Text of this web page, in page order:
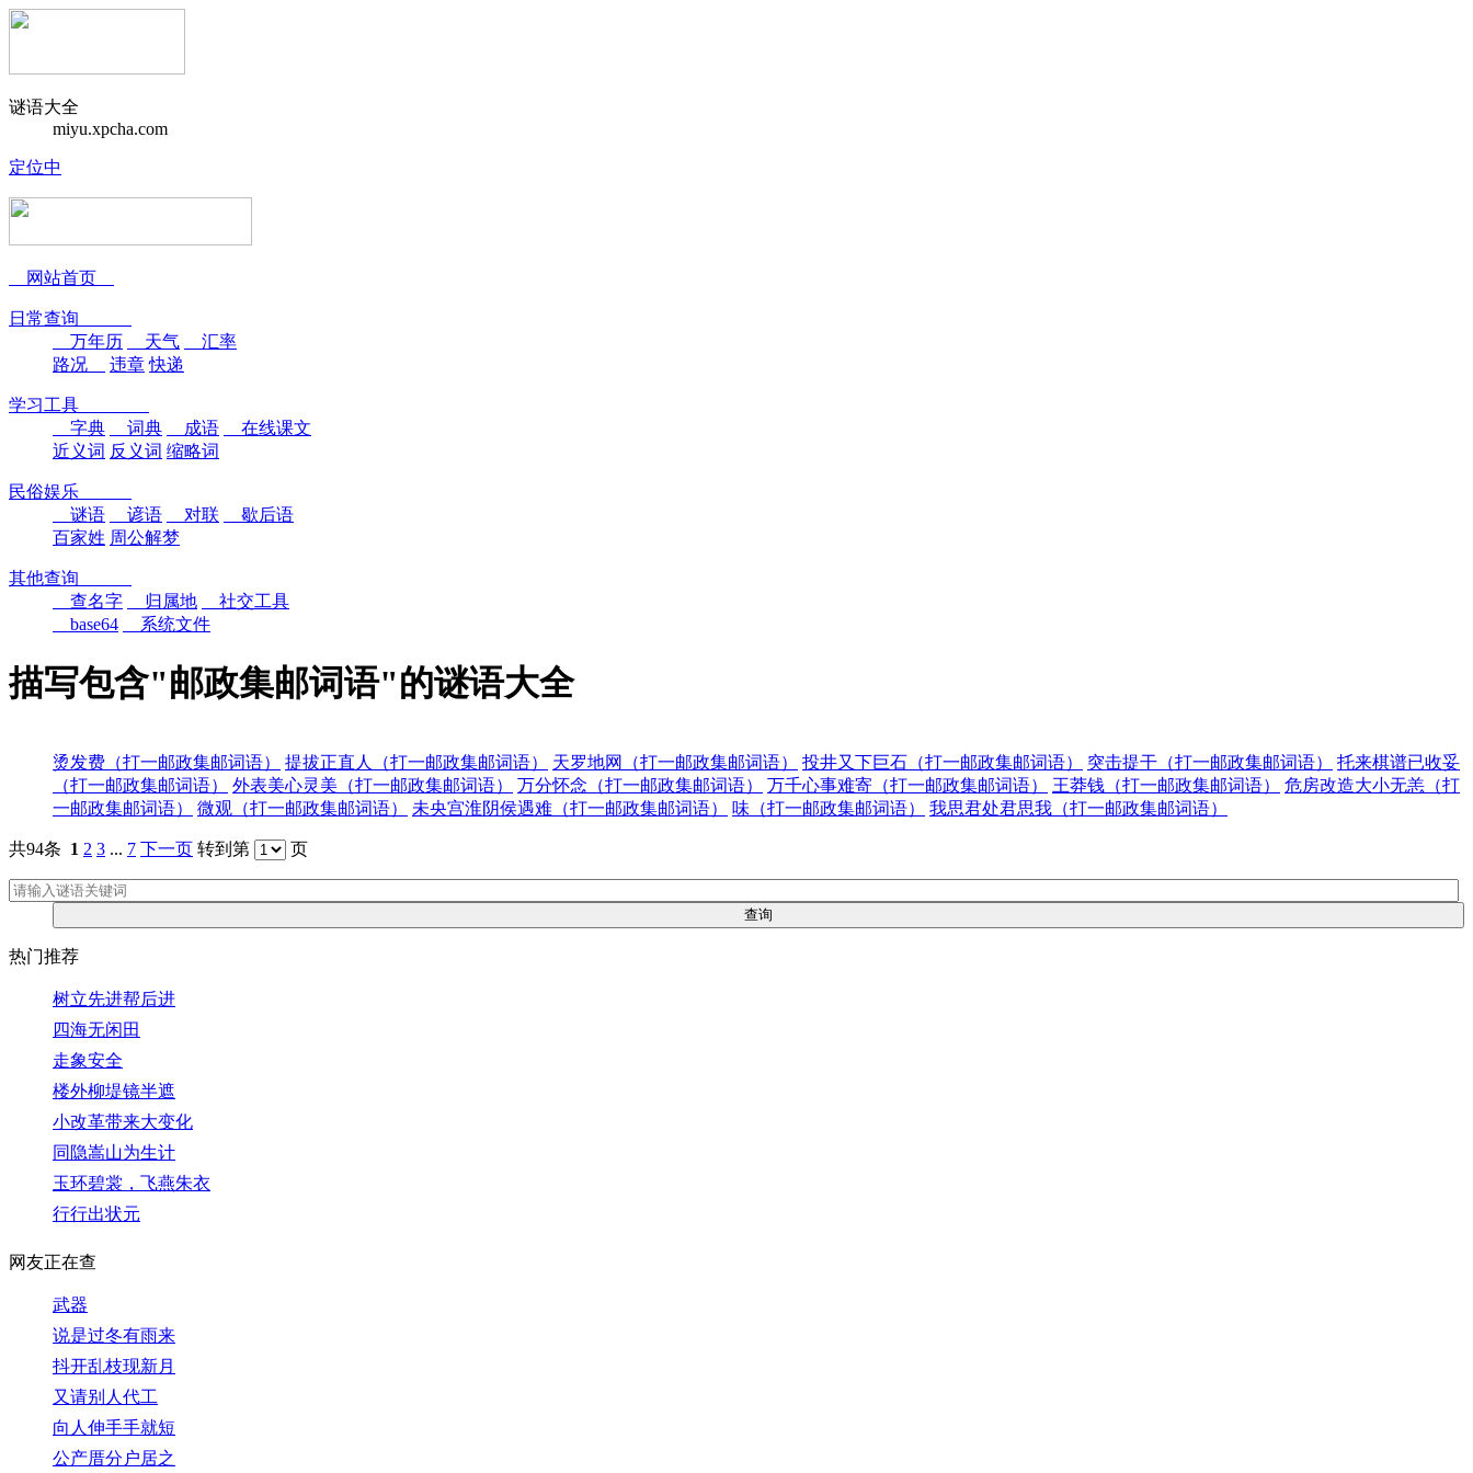
谜语大全
miyu.xpcha.com
定位中
网站首页
日常查询
万年历
天气
汇率
路况
违章 快递
学习工具
字典
词典 成语
在线课文
近义词 反义词 缩略词
民俗娱乐
谜语
谚语 对联
歇后语
百家姓 周公解梦
其他查询
查名字
归属地
社交工具
base64
系统文件
描写包含"邮政集邮词语"的谜语大全
烫发费（打一邮政集邮词语） 提拔正直人（打一邮政集邮词语） 天罗地网（打一邮政集邮词语） 投井又下巨石（打一邮政集邮词语） 突击提干（打一邮政集邮词语）
托来棋谱已收妥
（打一邮政集邮词语）
外表美心灵美（打一邮政集邮词语） 万分怀念（打一邮政集邮词语） 万千心事难寄（打一邮政集邮词语） 王莽钱（打一邮政集邮词语）
危房改造大小无恙（打
一邮政集邮词语）
微观（打一邮政集邮词语） 未央宫淮阴侯遇难（打一邮政集邮词语） 味（打一邮政集邮词语） 我思君处君思我（打一邮政集邮词语）
共94条 1 2 3 ... 7 下一页 转到第 页
热门推荐
树立先进帮后进
四海无闲田
走象安全
楼外柳堤镜半遮
小改革带来大变化
同隐嵩山为生计
玉环碧裳，飞燕朱衣
行行出状元
网友正在查
武器
说是过冬有雨来
抖开乱枝现新月
又请别人代工
向人伸手手就短
公产厝分户居之